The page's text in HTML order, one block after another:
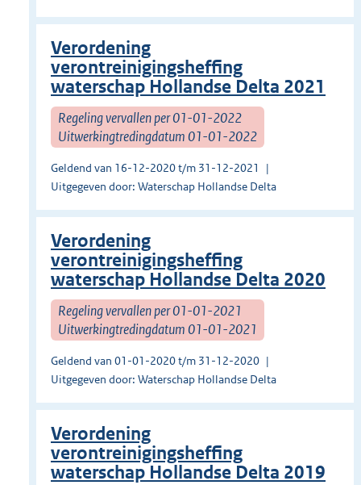
Verordening
verontreinigingsheffing
waterschap Hollandse Delta 2021
Regeling vervallen per 01-01-2022
Uitwerkingtredingdatum 01-01-2022
Geldend van 16-12-2020 t/m 31-12-2021
Uitgegeven door: Waterschap Hollandse Delta
Verordening
verontreinigingsheffing
waterschap Hollandse Delta 2020
Regeling vervallen per 01-01-2021
Uitwerkingtredingdatum 01-01-2021
Geldend van 01-01-2020 t/m 31-12-2020
Uitgegeven door: Waterschap Hollandse Delta
Verordening
verontreinigingsheffing
waterschap Hollandse Delta 2019